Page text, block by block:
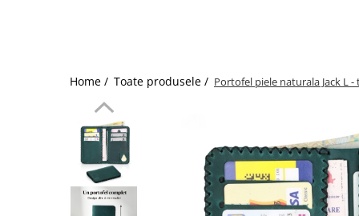
Home / Toate produsele / Portofel piele naturala Jack L